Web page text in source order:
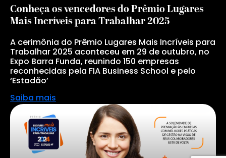
Conheça os vencedores do Prêmio Lugares
Mais Incríveis para Trabalhar 2025
A cerimônia do Prêmio Lugares Mais Incríveis para
Trabalhar 2025 aconteceu em 29 de outubro, no
Expo Barra Funda, reunindo 150 empresas
reconhecidas pela FIA Business School e pelo
‘Estadão’
Saiba mais